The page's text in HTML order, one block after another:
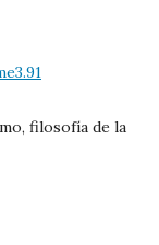
filosofía de la